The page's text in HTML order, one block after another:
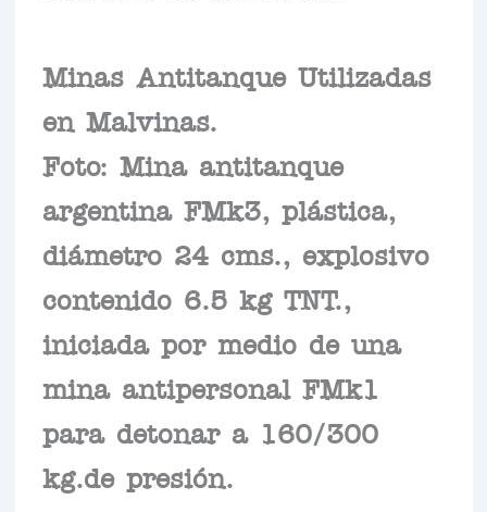
Minas Antitanque Utilizadas
en Malvinas.
Foto: Mina antitanque
argentina FMk3, plástica,
diámetro 24 cms., explosivo
contenido 6.5 kg TNT.,
iniciada por medio de una
mina antipersonal FMk1
para detonar a 160/300
kg.de presión.